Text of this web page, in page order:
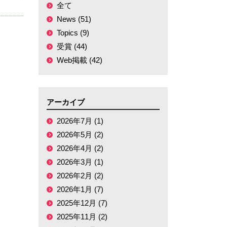
全て
News (51)
Topics (9)
受賞 (44)
Web掲載 (42)
アーカイブ
2026年7月 (1)
2026年5月 (2)
2026年4月 (2)
2026年3月 (1)
2026年2月 (2)
2026年1月 (7)
2025年12月 (7)
2025年11月 (2)